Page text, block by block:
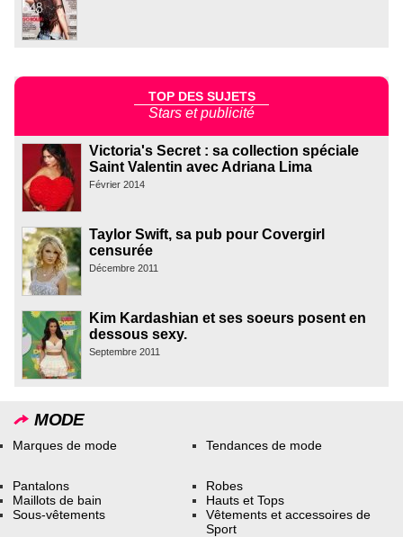
TOP DES SUJETS
Stars et publicité
Victoria's Secret : sa collection spéciale
Saint Valentin avec Adriana Lima
Février 2014
Taylor Swift, sa pub pour Covergirl
censurée
Décembre 2011
Kim Kardashian et ses soeurs posent en
dessous sexy.
Septembre 2011
MODE
Marques de mode Tendances de mode
Pantalons
Maillots de bain
Sous-vêtements
Robes
Hauts et Tops
Vêtements et accessoires de
Sport